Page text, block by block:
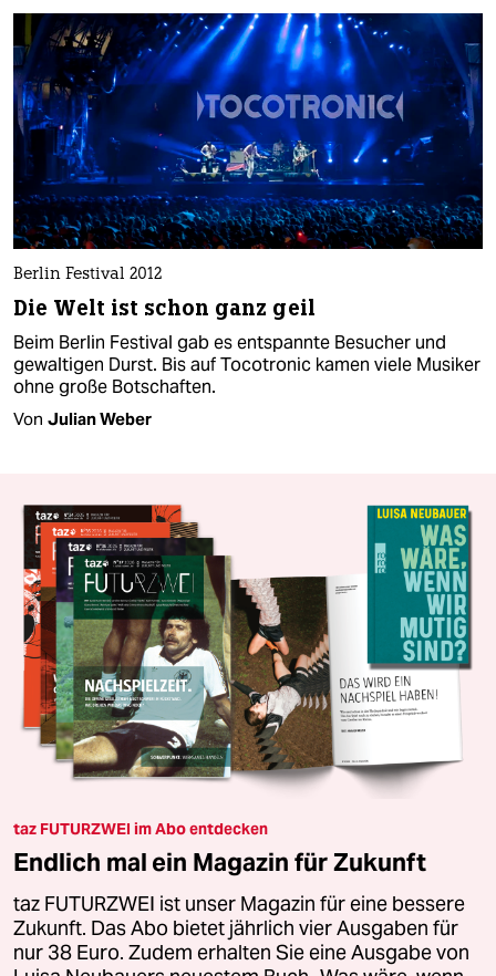
Berlin Festival 2012
Die Welt ist schon ganz geil
Beim Berlin Festival gab es entspannte Besucher und
gewaltigen Durst. Bis auf Tocotronic kamen viele Musiker
ohne große Botschaften.
Von Julian Weber
taz FUTURZWEI im Abo entdecken
Endlich mal ein Magazin für Zukunft
taz FUTURZWEI ist unser Magazin für eine bessere
Zukunft. Das Abo bietet jährlich vier Ausgaben für
nur 38 Euro. Zudem erhalten Sie eine Ausgabe von